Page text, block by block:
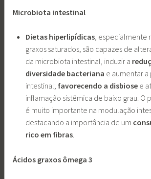
Microbiota intestinal
Dietas hiperlipídicas, especialmente
graxos saturados, são capazes de
da microbiota intestinal, induzir a
diversidade bacteriana e aumentar
intestinal; favorecendo a disbiosee
inflamação sistêmica de baixo grau. O
é muito importante na modulação
destacando a importância de um
rico em fibras.
Ácidos graxos ômega 3